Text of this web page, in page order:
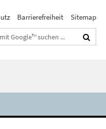
Barrierefreiheit Sitemap